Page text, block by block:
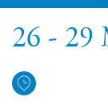
26 - 29